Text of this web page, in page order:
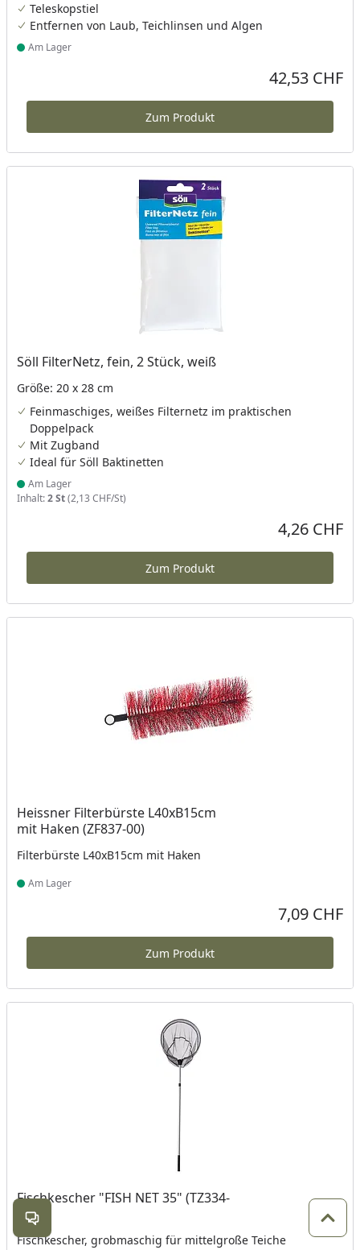
Teleskopstiel
Entfernen von Laub, Teichlinsen und Algen
Produkt am Lager
Am Lager
Aktueller Preis
42,53 CHF
Zum Produkt
Söll FilterNetz, fein, 2 Stück, weiß
Größe: 20 x 28 cm
Feinmaschiges, weißes Filternetz im praktischen
Doppelpack
Mit Zugband
Ideal für Söll Baktinetten
Produkt am Lager
Am Lager
Inhalt:2 St(2,13 CHF/St)
Aktueller Preis
4,26 CHF
Zum Produkt
Heissner Filterbürste L40xB15cm
mit Haken (ZF837-00)
Filterbürste L40xB15cm mit Haken
Produkt am Lager
Am Lager
Aktueller Preis
7,09 CHF
Zum Produkt
Fischkescher "FISH NET 35" (TZ334-
00)
Fischkescher, grobmaschig für mittelgroße Teiche
Kontakt öffnen